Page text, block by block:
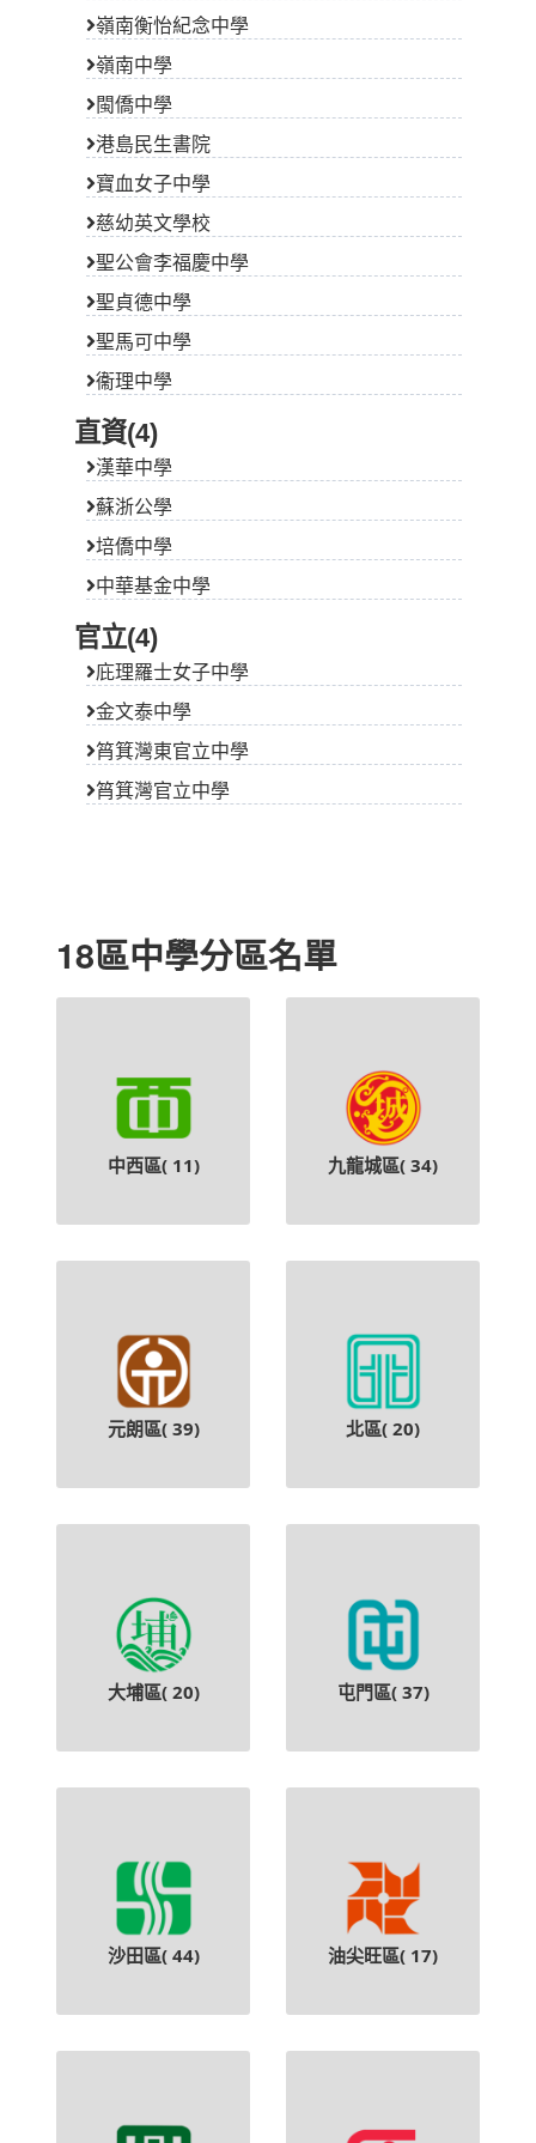
嶺南衡怡紀念中學
嶺南中學
閩僑中學
港島民生書院
寶血女子中學
慈幼英文學校
聖公會李福慶中學
聖貞德中學
聖馬可中學
衞理中學
直資(4)
漢華中學
蘇浙公學
培僑中學
中華基金中學
官立(4)
庇理羅士女子中學
金文泰中學
筲箕灣東官立中學
筲箕灣官立中學
18區中學分區名單
中西區( 11) 九龍城區( 34)
元朗區( 39) 北區( 20)
大埔區( 20) 屯門區( 37)
沙田區( 44) 油尖旺區( 17)